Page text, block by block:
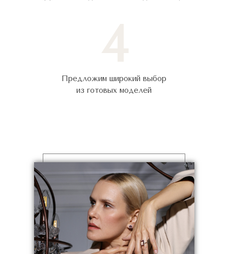
Предложим широкий выбор
из готовых моделей